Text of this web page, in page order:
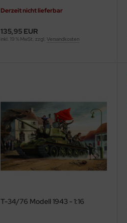
Derzeit nicht lieferbar
135,95 EUR
inkl. 19 % MwSt. zzgl. Versandkosten
T-34/76 Modell 1943 - 1:16